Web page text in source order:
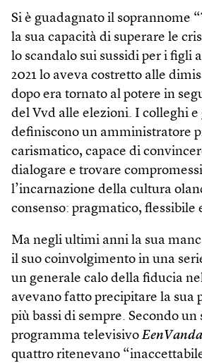
Si è guadagnato il soprannome
la sua capacità di superare le
lo scandalo sui sussidi per i figli
2021 lo aveva costretto alle
dopo era tornato al potere in
del Vvd alle elezioni. I colleghi
definiscono un amministratore
carismatico, capace di
dialogare e trovare
l’incarnazione della cultura
consenso: pragmatico, flessibile
Ma negli ultimi anni la sua
il suo coinvolgimento in una
un generale calo della fiducia
avevano fatto precipitare la sua
più bassi di sempre. Secondo un
programma televisivo
quattro ritenevano